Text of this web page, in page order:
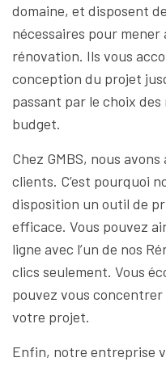
domaine, et disposent
nécessaires pour mener
rénovation. Ils vous
conception du projet
passant par le choix
budget.
Chez GMBS, nous
clients. C’est pourquoi
disposition un outil de
efficace. Vous pouvez
ligne avec l’un de nos
clics seulement. Vous
pouvez vous concentrer
votre projet.
Enfin, notre entreprise